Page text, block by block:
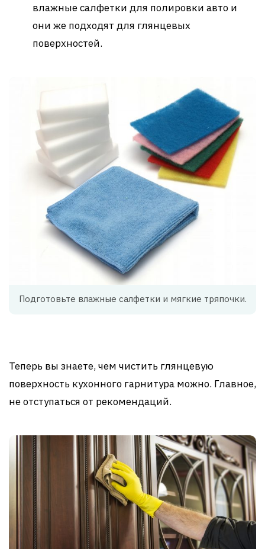
влажные салфетки для полировки авто и
они же подходят для глянцевых
поверхностей.
Подготовьте влажные салфетки и мягкие тряпочки.
Теперь вы знаете, чем чистить глянцевую
поверхность кухонного гарнитура можно. Главное,
не отступаться от рекомендаций.